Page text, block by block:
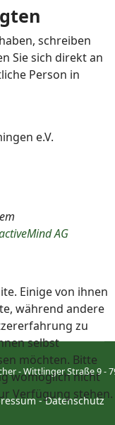
schreiben
Sie sich direkt an
Person in
e.V.
AG
- Wittlinger Straße 9 -
-Datenschutz
Einige von ihnen
während andere
zu
selbst
möchten. Bitte
womöglich nicht
Verfügung stehen.